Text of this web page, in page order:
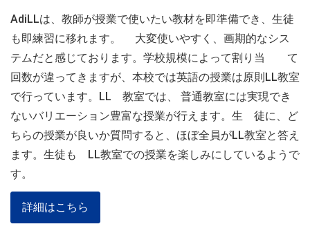
AdiLLは、教師が授業で使いたい教材を即準備でき、生徒
も即練習に移れます。 大変使いやすく、画期的なシス
テムだと感じております。学校規模によって割り当 て
回数が違ってきますが、本校では英語の授業は原則LL教室
で行っています。LL 教室では、 普通教室には実現でき
ないバリエーション豊富な授業が行えます。生 徒に、ど
ちらの授業が良いか質問すると、ほぼ全員がLL教室と答え
ます。生徒も LL教室での授業を楽しみにしているようで
す。
詳細はこちら